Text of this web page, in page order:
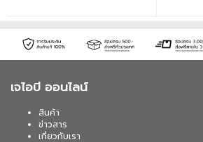
เจไอบี ออนไลน์
สินค้า
ข่าวสาร
เกี่ยวกับเรา